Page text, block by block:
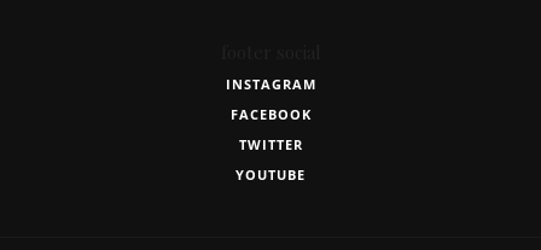
INSTAGRAM
FACEBOOK
TWITTER
YOUTUBE